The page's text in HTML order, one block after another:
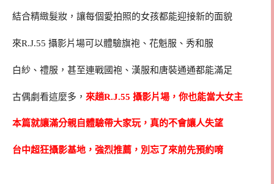
結合精緻髮妝，讓每個愛拍照的女孩都能迎接新的面貌
來R.J.55 攝影片場可以體驗旗袍、花魁服、秀和服
白紗、禮服，甚至連戰國袍、漢服和唐裝通通都能滿足
古偶劇看這麼多， 來趟R.J.55 攝影片場，你也能當大女主
本篇就讓滿分親自體驗帶大家玩，真的不會讓人失望
台中超狂攝影基地，強烈推薦，別忘了來前先預約唷